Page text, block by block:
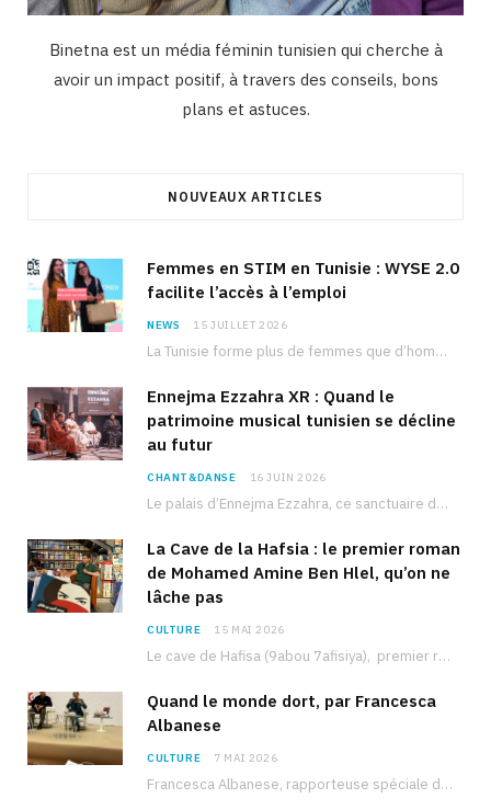
Binetna est un média féminin tunisien qui cherche à
avoir un impact positif, à travers des conseils, bons
plans et astuces.
NOUVEAUX ARTICLES
Femmes en STIM en Tunisie : WYSE 2.0
facilite l’accès à l’emploi
NEWS 15 JUILLET 2026
La Tunisie forme plus de femmes que d’hommes dans les filières scientifiques. Pourtant, pour beaucoup…
Ennejma Ezzahra XR : Quand le
patrimoine musical tunisien se décline
au futur
CHANT&DANSE 16 JUIN 2026
Le palais d’Ennejma Ezzahra, ce sanctuaire de la musique tunisienne et méditerranéenne construit par le…
La Cave de la Hafsia : le premier roman
de Mohamed Amine Ben Hlel, qu’on ne
lâche pas
CULTURE 15 MAI 2026
Le cave de Hafisa (9abou 7afisiya), premier roman du journaliste tunisien Mohamed Amine Ben Hlel,…
Quand le monde dort, par Francesca
Albanese
CULTURE 7 MAI 2026
Francesca Albanese, rapporteuse spéciale de l’ONU sur les territoires palestiniens occupés, était à Tunis pour…